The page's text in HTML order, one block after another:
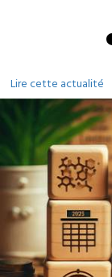
Lire cette actualité